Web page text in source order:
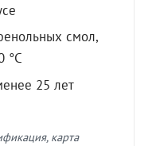
смол,
°C
25 лет
карта